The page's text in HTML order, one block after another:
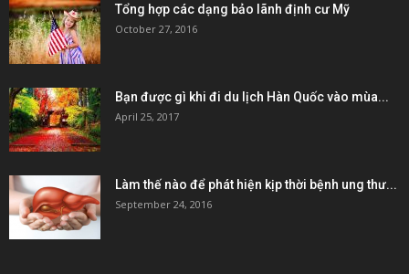
Tổng hợp các dạng bảo lãnh định cư Mỹ
October 27, 2016
Bạn được gì khi đi du lịch Hàn Quốc vào mùa...
April 25, 2017
Làm thế nào để phát hiện kịp thời bệnh ung thư...
September 24, 2016